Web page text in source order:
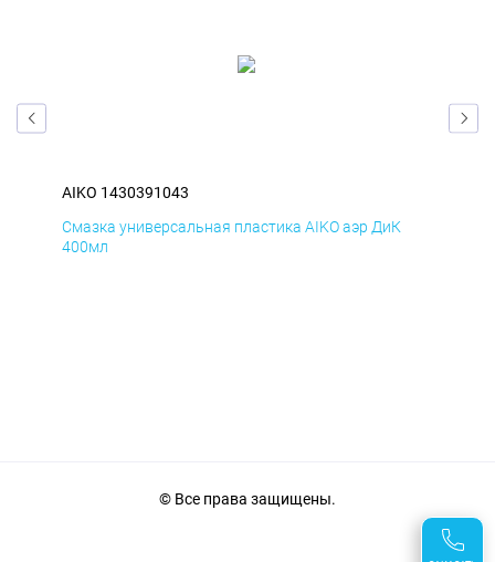
AIKO 1430391043
Смазка универсальная пластика AIKO аэр ДиК
400мл
© Все права защищены.